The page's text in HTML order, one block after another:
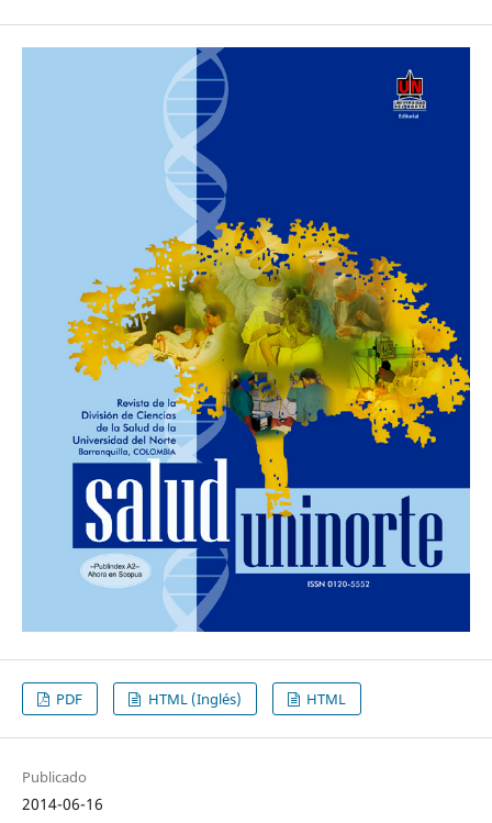
PDF HTML (Inglés) HTML
Publicado
2014-06-16